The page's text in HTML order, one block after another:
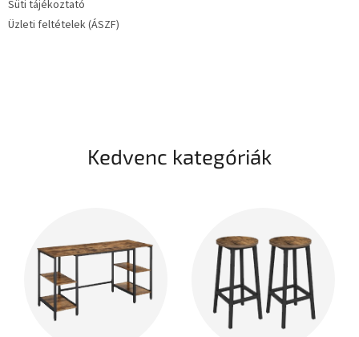
Süti tájékoztató
Üzleti feltételek (ÁSZF)
Kedvenc kategóriák